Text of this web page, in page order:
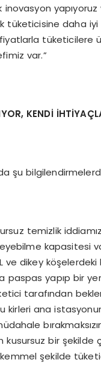
daha iyi
tüketicilere
var.”
KENDİ
şu
temizlik
kapasitesi
ve dikey
paspas yapıp bir
tarafından
kirleri ana
bir şekilde
şekilde